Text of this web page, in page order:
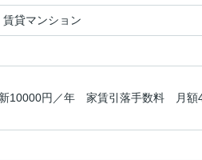
賃貸マンション
10000円／年 家賃引落手数料 月額